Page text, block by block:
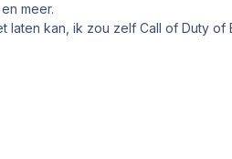
meer.
laten kan, ik zou zelf Call of Duty of